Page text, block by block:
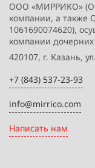
ООО «МИРРИКО»
компании, а
1061690074620),
компании
420107, г. Казань,
+7 (843) 537-23-93
info@mirrico.com
Написать нам